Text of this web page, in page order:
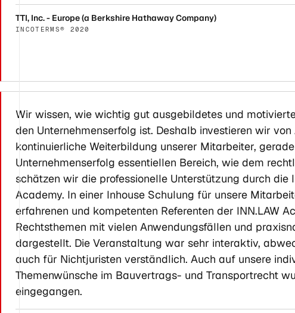
TTI, Inc. - Europe (a Berkshire Hathaway Company)
INCOTERMS® 2020
Wir wissen, wie wichtig gut ausgebildetes und
den Unternehmenserfolg ist. Deshalb investieren wir
kontinuierliche Weiterbildung unserer Mitarbeiter,
Unternehmenserfolg essentiellen Bereich, wie dem
schätzen wir die professionelle Unterstützung durch die
Academy. In einer Inhouse Schulung für unsere
erfahrenen und kompetenten Referenten der INN.LAW
Rechtsthemen mit vielen Anwendungsfällen und
dargestellt. Die Veranstaltung war sehr interaktiv,
auch für Nichtjuristen verständlich. Auch auf unsere
Themenwünsche im Bauvertrags- und Transportrecht
eingegangen.